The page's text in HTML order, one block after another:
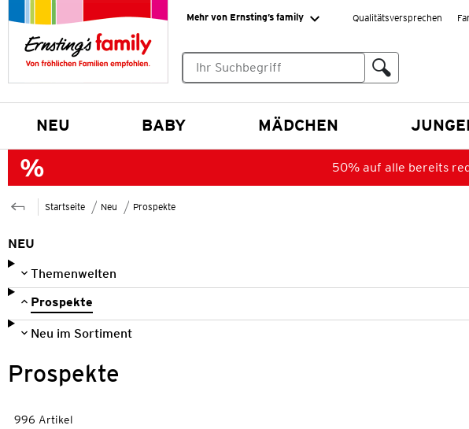
Mehr von Ernsting’s family Qualitätsversprechen
NEU BABY MÄDCHEN
50% auf alle bereits
Startseite Neu Prospekte
NEU
Themenwelten
Prospekte
Neu im Sortiment
Prospekte
996 Artikel